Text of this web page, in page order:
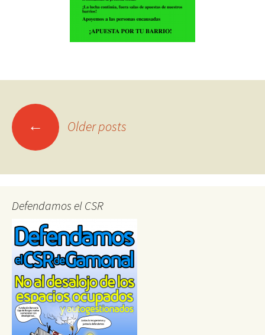
Posts
navigation
← Older posts
Defendamos el CSR